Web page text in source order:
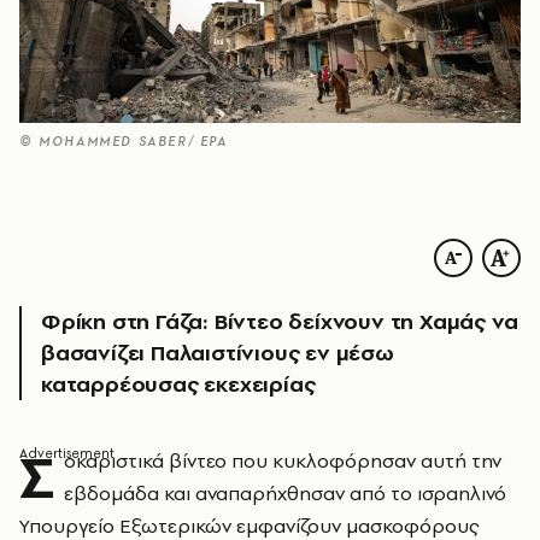
© MOHAMMED SABER/ EPA
Φρίκη στη Γάζα: Βίντεο δείχνουν τη Χαμάς να
βασανίζει Παλαιστίνιους εν μέσω
καταρρέουσας εκεχειρίας
Σ οκαριστικά βίντεο που κυκλοφόρησαν αυτή την
εβδομάδα και αναπαρήχθησαν από το ισραηλινό
Υπουργείο Εξωτερικών εμφανίζουν μασκοφόρους